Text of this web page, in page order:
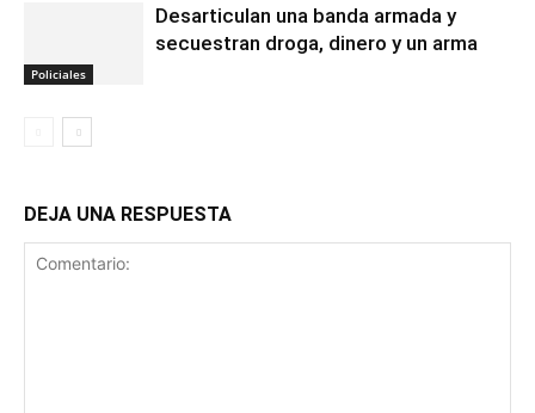
Policiales
Desarticulan una banda armada y
secuestran droga, dinero y un arma
DEJA UNA RESPUESTA